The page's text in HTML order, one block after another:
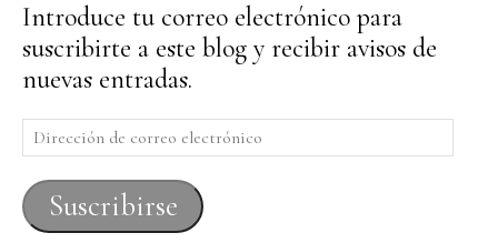
Introduce tu correo electrónico para
suscribirte a este blog y recibir avisos de
nuevas entradas.
Dirección
de
correo
electrónico
Suscribirse